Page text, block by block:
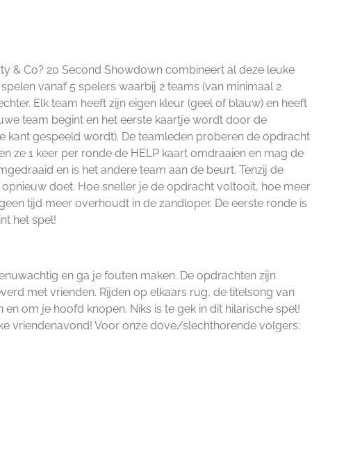
& Co? 20 Second Showdown combineert al deze leuke
vanaf 5 spelers waarbij 2 teams (van minimaal 2
Elk team heeft zijn eigen kleur (geel of blauw) en heeft
team begint en het eerste kaartje wordt door de
gespeeld wordt). De teamleden proberen de opdracht
ze 1 keer per ronde de HELP kaart omdraaien en mag de
en is het andere team aan de beurt. Tenzij de
doet. Hoe sneller je de opdracht voltooit, hoe meer
tijd meer overhoudt in de zandloper. De eerste ronde is
het spel!
en ga je fouten maken. De opdrachten zijn
met vrienden. Rijden op elkaars rug, de titelsong van
om je hoofd knopen. Niks is te gek in dit hilarische spel!
vriendenavond! Voor onze dove/slechthorende volgers: